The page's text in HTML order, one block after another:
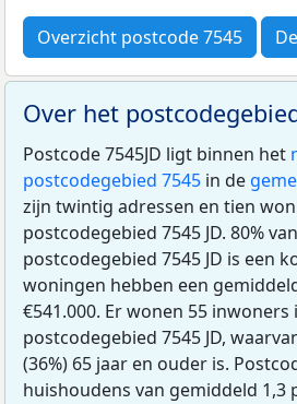
Overzicht postcode 7545
Over het
Postcode 7545JD ligt binnen het
postcodegebied 7545 in de
zijn twintig adressen en tien
postcodegebied 7545 JD. 80%
postcodegebied 7545 JD is een
woningen hebben een
€541.000. Er wonen 55 inwoners
postcodegebied 7545 JD,
(36%) 65 jaar en ouder is.
huishoudens van gemiddeld 1,3